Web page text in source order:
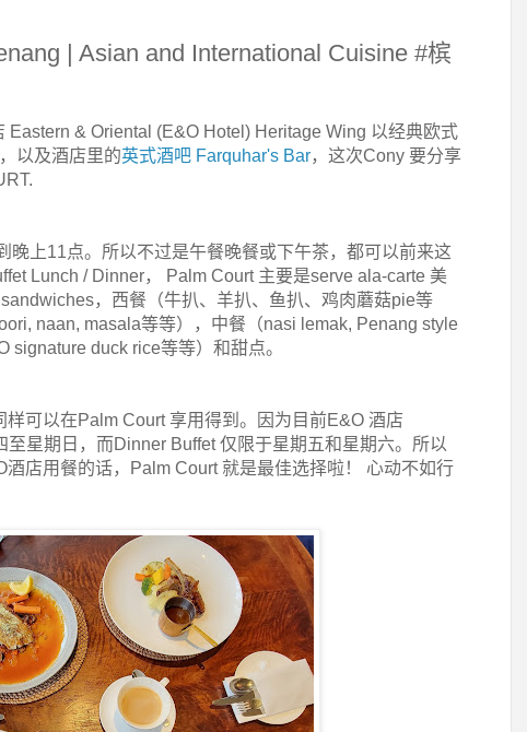
| Asian and International Cuisine #槟
& Oriental (E&O Hotel) Heritage Wing 以经典欧式
，以及酒店里的英式酒吧 Farquhar's Bar，这次Cony 要分享
晚上11点。所以不过是午餐晚餐或下午茶，都可以前来这
Lunch / Dinner， Palm Court 主要是serve ala-carte 美
，西餐（牛扒、羊扒、鱼扒、鸡肉蘑菇pie等
naan, masala等等），中餐（nasi lemak, Penang style
signature duck rice等等）和甜点。
可以在Palm Court 享用得到。因为目前E&O 酒店
星期日，而Dinner Buffet 仅限于星期五和星期六。所以
店用餐的话，Palm Court 就是最佳选择啦！ 心动不如行